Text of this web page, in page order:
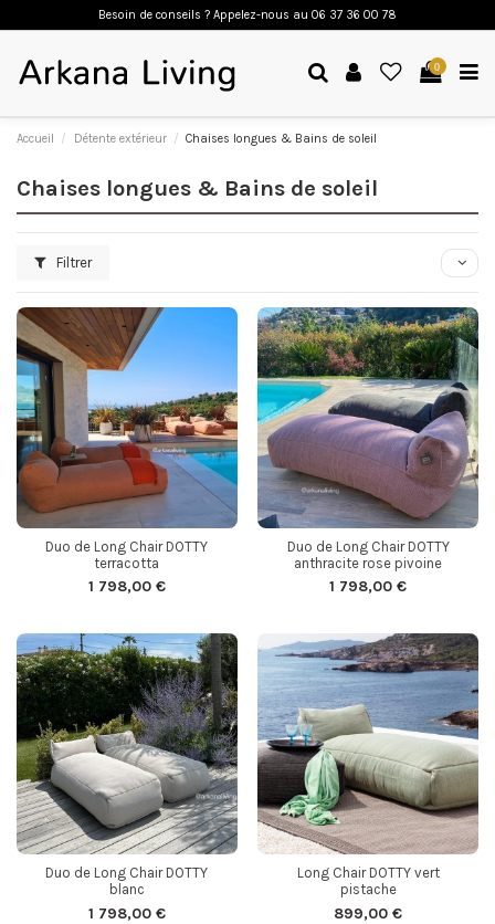
Besoin de conseils ? Appelez-nous au 06 37 36 00 78
0
Accueil Détente extérieur Chaises longues & Bains de soleil
Chaises longues & Bains de soleil
Filtrer
Duo de Long Chair DOTTY
terracotta
1 798,00 €
Duo de Long Chair DOTTY
anthracite rose pivoine
1 798,00 €
Duo de Long Chair DOTTY
blanc
1 798,00 €
Long Chair DOTTY vert
pistache
899,00 €